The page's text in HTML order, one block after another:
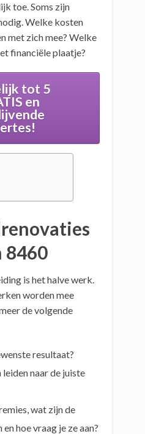
toe. Soms zijn
Welke kosten
met zich mee? Welke
financiële plaatje?
tot 5
en
8460
is het halve werk.
worden mee
de volgende
resultaat?
naar de juiste
wat zijn de
hoe vraag je ze aan?